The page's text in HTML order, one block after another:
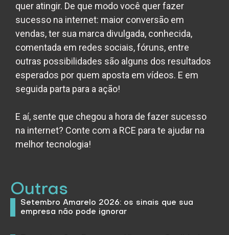
quer atingir. De que modo você quer fazer
sucesso na internet: maior conversão em
vendas, ter sua marca divulgada, conhecida,
comentada em redes sociais, fóruns, entre
outras possibilidades são alguns dos resultados
esperados por quem aposta em vídeos. E em
seguida parta para a ação!
E aí, sente que chegou a hora de fazer sucesso
na internet? Conte com a RCE para te ajudar na
melhor tecnologia!
Outras
Setembro Amarelo 2026: os sinais que sua
empresa não pode ignorar